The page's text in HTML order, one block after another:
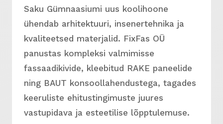
Saku Gümnaasiumi uus koolihoone
ühendab arhitektuuri, insenertehnika ja
kvaliteetsed materjalid. FixFas OÜ
panustas kompleksi valmimisse
fassaadikivide, kleebitud RAKE paneelide
ning BAUT konsoollahendustega, tagades
keeruliste ehitustingimuste juures
vastupidava ja esteetilise lõpptulemuse.